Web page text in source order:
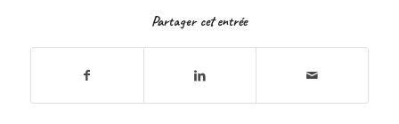
Partager cet entrée